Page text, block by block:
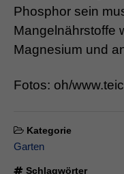
Phosphor sein
Mangelnährstoffe
Magnesium und
Fotos: oh/
Kategorie
Garten
Schlagwörter